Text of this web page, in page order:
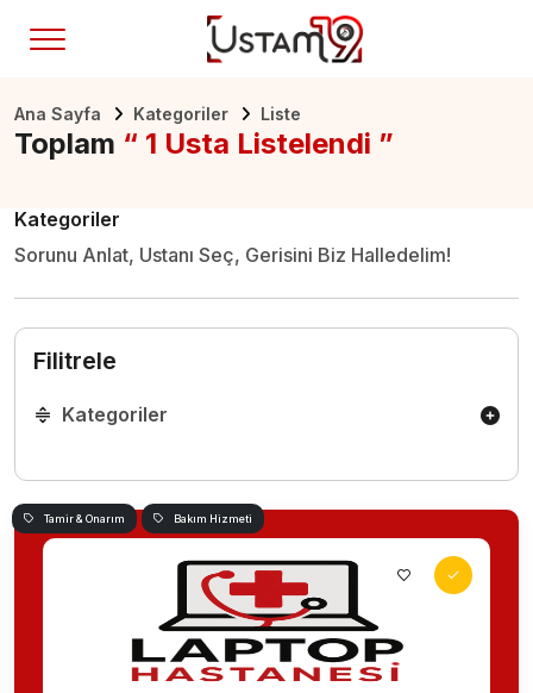
Ana Sayfa Kategoriler Liste
Toplam “ 1 Usta Listelendi ”
Kategoriler
Sorunu Anlat, Ustanı Seç, Gerisini Biz Halledelim!
Filitrele
Kategoriler
Tamir & Onarım Bakım Hizmeti